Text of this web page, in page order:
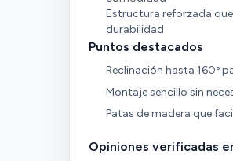
Estructura reforzada
durabilidad
Puntos destacados
Reclinación hasta 160º
Montaje sencillo sin
Patas de madera que
Opiniones verificadas